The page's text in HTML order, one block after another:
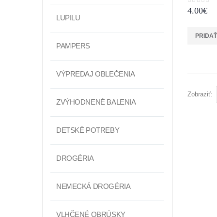
0 z 5
4.00€
Zobraziť:
LUPILU
PAMPERS
VÝPREDAJ OBLEČENIA
ZVÝHODNENÉ BALENIA
DETSKÉ POTREBY
DROGÉRIA
NEMECKÁ DROGÉRIA
VLHČENÉ OBRÚSKY